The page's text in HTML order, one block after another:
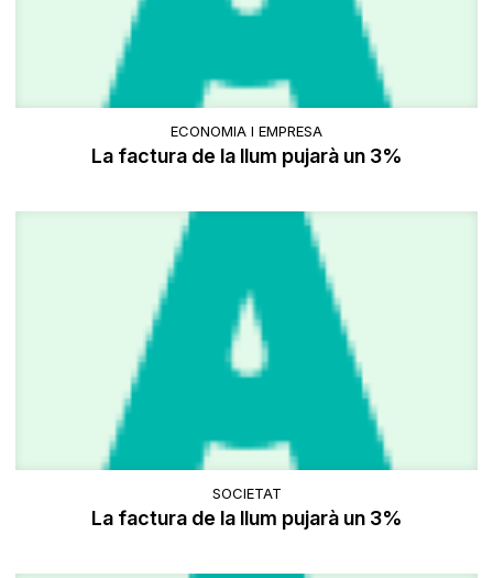
ECONOMIA I EMPRESA
La factura de la llum pujarà un 3%
SOCIETAT
La factura de la llum pujarà un 3%